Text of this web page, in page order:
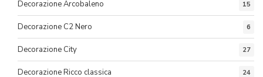
Decorazione Arcobaleno 15
Decorazione C2 Nero 6
Decorazione City 27
Decorazione Ricco classica 24